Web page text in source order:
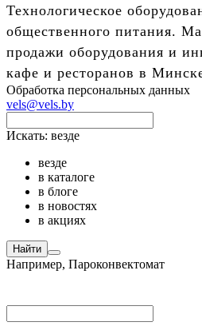
Технологическое
общественного питания.
продажи оборудования и
кафе и ресторанов в
Обработка персональных данных
vels@vels.by
Искать: везде
везде
в каталоге
в блоге
в новостях
в акциях
Найти
Например, Пароконвектомат